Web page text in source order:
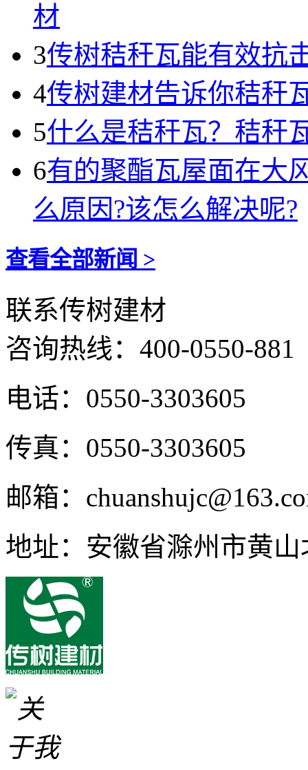
材
3传树秸秆瓦能有效抗
4传树建材告诉你秸秆
5什么是秸秆瓦？秸秆
6有的聚酯瓦屋面在大
么原因?该怎么解决呢?
查看全部新闻 >
联系传树建材
咨询热线： 400-0550-881
电话：0550-3303605
传真：0550-3303605
邮箱：
地址：安徽省滁州市黄山